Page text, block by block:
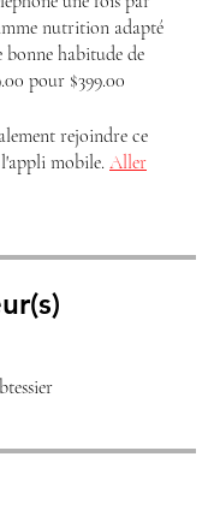
nutrition adapté
habitude de
pour $399.00
rejoindre ce
mobile. Aller